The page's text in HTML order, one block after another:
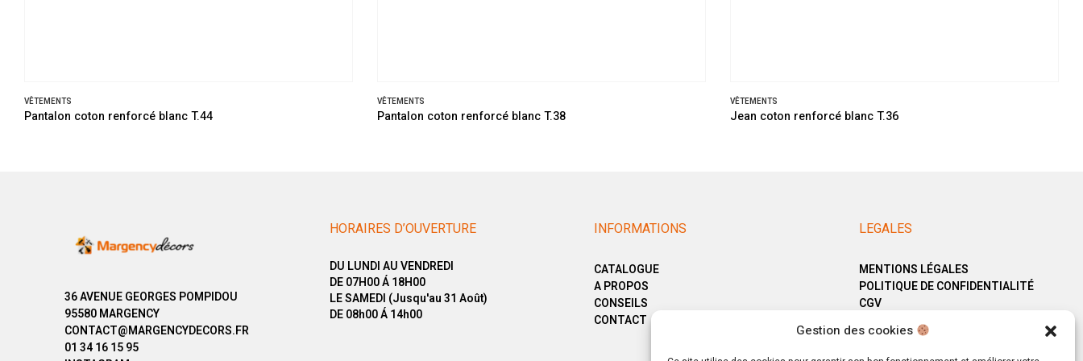
Gestion des cookies
VÊTEMENTS
Pantalon coton renforcé blanc T.44
VÊTEMENTS
Pantalon coton renforcé blanc T.38
VÊTEMENTS
Jean coton renforcé blanc T.36
36 AVENUE GEORGES POMPIDOU
95580 MARGENCY
CONTACT@MARGENCYDECORS.FR
01 34 16 15 95
HORAIRES D’OUVERTURE
DU LUNDI AU VENDREDI
DE 07H00 Á 18H00
LE SAMEDI (Jusqu'au 31 Août)
DE 08h00 Á 14h00
INFORMATIONS
CATALOGUE
A PROPOS
CONSEILS
CONTACT
LEGALES
MENTIONS LÉGALES
POLITIQUE DE CONFIDENTIALITÉ
CGV